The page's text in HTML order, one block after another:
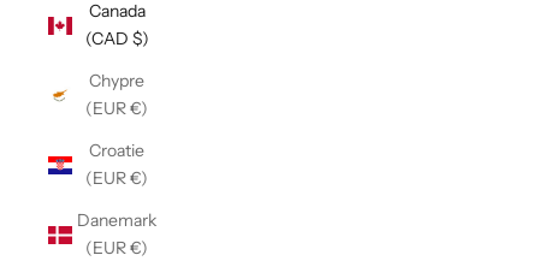
Canada
(CAD $)
Chypre
(EUR €)
Croatie
(EUR €)
Danemark
(EUR €)